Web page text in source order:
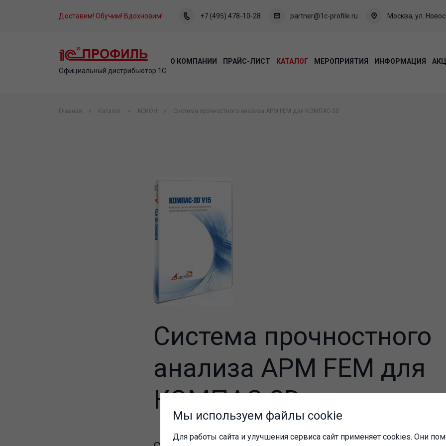
Доставим! Обучим! Вдохновим! +7 (495) 478-10-28 partner@1c-profile.ru Москва, ул.
Официальный дистрибьютор 1С
О КОМПАНИИ ПРАЙС-ЛИСТ КАТАЛОГ МЕРОПРИЯТИЯ ИНФОРМАЦИЯ
Главная Каталог АСКОН Система прочностного анализа APM FEM для КОМПАС-3D
Система прочностного
анализа APM FEM для
КОМПАС-3D
Мы используем файлы cookie
Для работы сайта и улучшения сервиса сайт применяет cookies. Они